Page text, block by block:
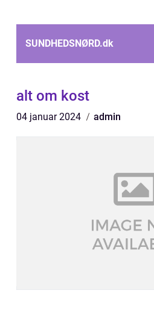
SUNDHEDSNØRD.dk
alt om kost
04 januar 2024 admin